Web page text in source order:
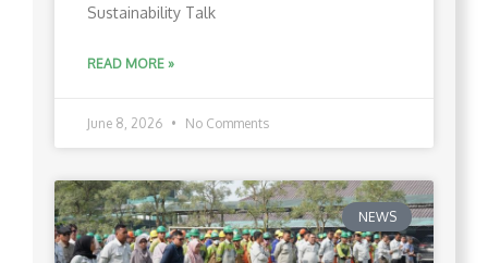
Sustainability Talk
READ MORE »
June 8, 2026 No Comments
NEWS